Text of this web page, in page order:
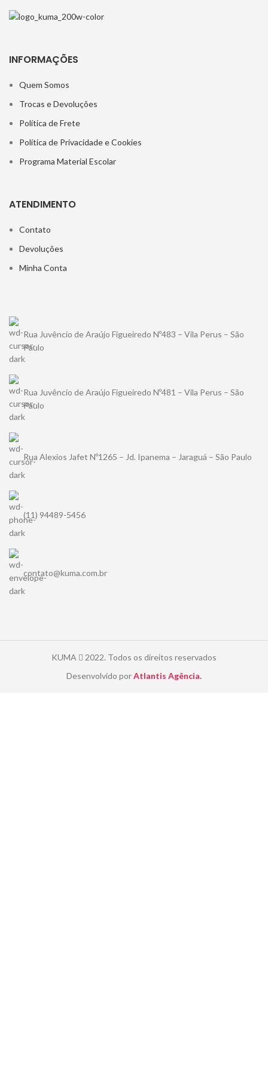
INFORMAÇÕES
Quem Somos
Trocas e Devoluções
Política de Frete
Política de Privacidade e Cookies
Programa Material Escolar
ATENDIMENTO
Contato
Devoluções
Minha Conta
Rua Juvêncio de Araújo Figueiredo Nº483 – Vila Perus – São
Paulo
Rua Juvêncio de Araújo Figueiredo Nº481 – Vila Perus – São
Paulo
Rua Alexios Jafet Nº1265 – Jd. Ipanema – Jaraguá – São Paulo
(11) 94489-5456
contato@kuma.com.br
KUMA
2022. Todos os direitos reservados
Desenvolvido porAtlantis Agência.